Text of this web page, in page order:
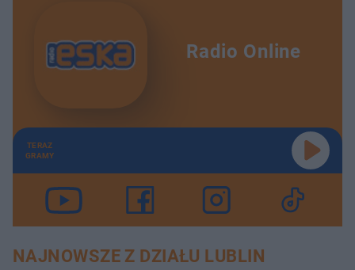
Radio Online
TERAZ
GRAMY
NAJNOWSZE Z DZIAŁU LUBLIN